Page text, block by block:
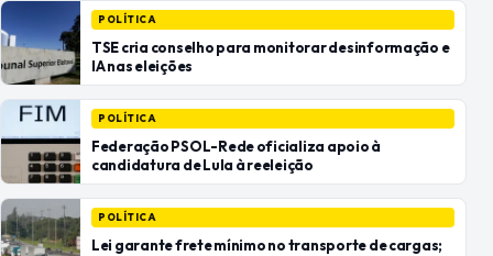
POLÍTICA
TSE cria conselho para monitorar desinformação e
IA nas eleições
POLÍTICA
Federação PSOL-Rede oficializa apoio à
candidatura de Lula à reeleição
POLÍTICA
Lei garante frete mínimo no transporte de cargas;